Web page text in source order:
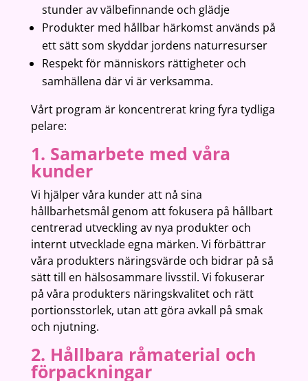
stunder av välbefinnande och glädje
Produkter med hållbar härkomst används på
ett sätt som skyddar jordens naturresurser
Respekt för människors rättigheter och
samhällena där vi är verksamma.
Vårt program är koncentrerat kring fyra tydliga
pelare:
1. Samarbete med våra
kunder
Vi hjälper våra kunder att nå sina
hållbarhetsmål genom att fokusera på hållbart
centrerad utveckling av nya produkter och
internt utvecklade egna märken. Vi förbättrar
våra produkters näringsvärde och bidrar på så
sätt till en hälsosammare livsstil. Vi fokuserar
på våra produkters näringskvalitet och rätt
portionsstorlek, utan att göra avkall på smak
och njutning.
2. Hållbara råmaterial och
förpackningar